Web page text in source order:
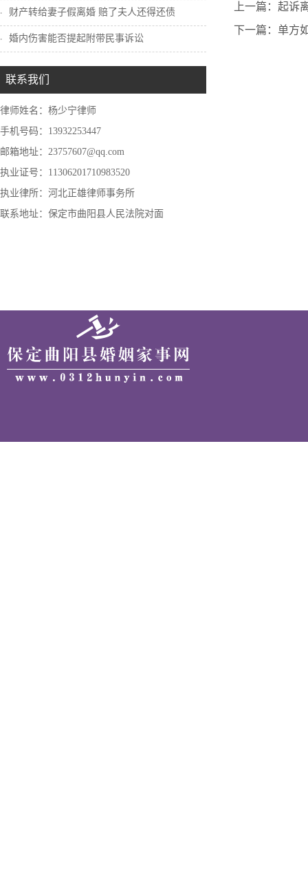
财产转给妻子假离婚 赔了夫人还得还债
婚内伤害能否提起附带民事诉讼
联系我们
律师姓名：杨少宁律师
手机号码：13932253447
邮箱地址：23757607@qq.com
执业证号：11306201710983520
执业律所：河北正雄律师事务所
联系地址：保定市曲阳县人民法院对面
上一篇：起诉
下一篇：单方